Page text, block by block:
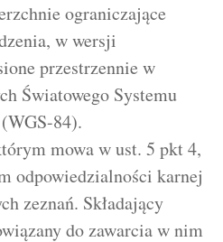
ograniczające
w wersji
przestrzennie w
Światowego Systemu
84).
mowa w ust. 5 pkt 4,
odpowiedzialności karnej
zeznań. Składający
do zawarcia w nim